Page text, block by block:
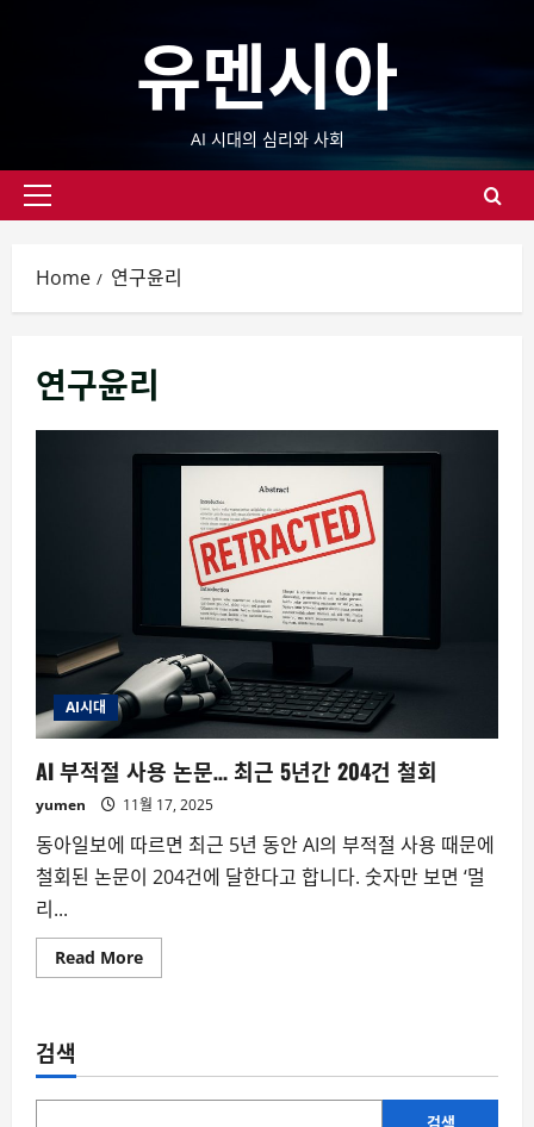
유멘시아
AI 시대의 심리와 사회
Primary
Home 연구윤리
연구윤리
AI시대
AI 부적절 사용 논문… 최근 5년간 204건 철회
yumen 11월 17, 2025
동아일보에 따르면 최근 5년 동안 AI의 부적절 사용 때문에
철회된 논문이 204건에 달한다고 합니다. 숫자만 보면 ‘멀
리...
Read MoreRead
more
사
논
검색
검색